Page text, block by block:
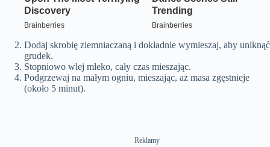
Dodaj skrobię ziemniaczaną i dokładnie wymieszaj, aby uniknąć
grudek.
Stopniowo wlej mleko, cały czas mieszając.
Podgrzewaj na małym ogniu, mieszając, aż masa zgęstnieje
(około 5 minut).
Reklamy